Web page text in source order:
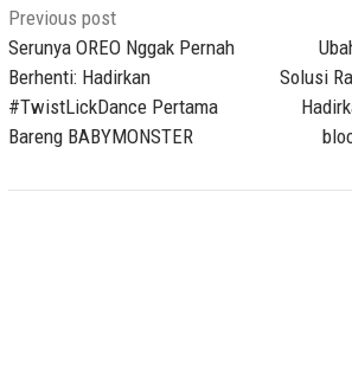
Post
navigation
Previous post
Serunya OREO Nggak Pernah
Berhenti: Hadirkan
#TwistLickDance Pertama
Bareng BABYMONSTER
Solusi